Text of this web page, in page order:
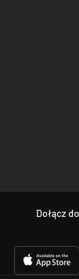
Dołącz